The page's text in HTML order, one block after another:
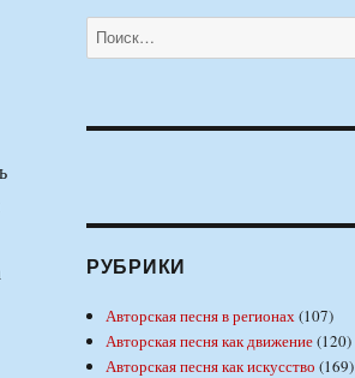
Искать:
РУБРИКИ
Авторская песня в регионах(107)
Авторская песня как движение(120)
Авторская песня как искусство (169)